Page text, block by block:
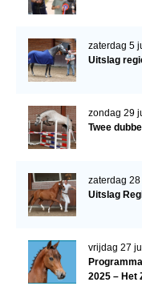
zaterdag 5
Uitslag
zondag 29
Twee
zaterdag 28
Uitslag
vrijdag 27
2025 – Het